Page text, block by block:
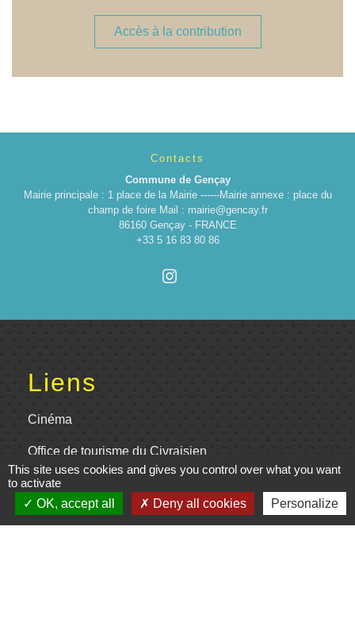
Accès à la contribution
Contacts
Commune de Gençay
Mairie principale : 1 place de la Mairie ------Mairie annexe : place du
champ de foire Mail : mairie@gencay.fr
86160 Gençay - FRANCE
+33 5 16 83 80 86
Liens
Cinéma
Office de tourisme du Civraisien
en Poitou
Actualités communauté de
This site uses cookies and gives you control over what you want
to activate
OK, accept all
Deny all cookies Personalize